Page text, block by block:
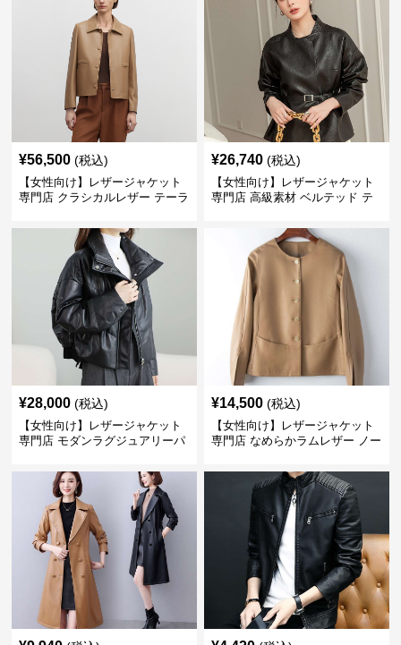
¥56,500 (税込)
【女性向け】レザージャケット
専門店 クラシカルレザー テーラ
¥26,740 (税込)
【女性向け】レザージャケット
専門店 高級素材 ベルテッド テ
¥28,000 (税込)
【女性向け】レザージャケット
専門店 モダンラグジュアリーパ
¥14,500 (税込)
【女性向け】レザージャケット
専門店 なめらかラムレザー ノー